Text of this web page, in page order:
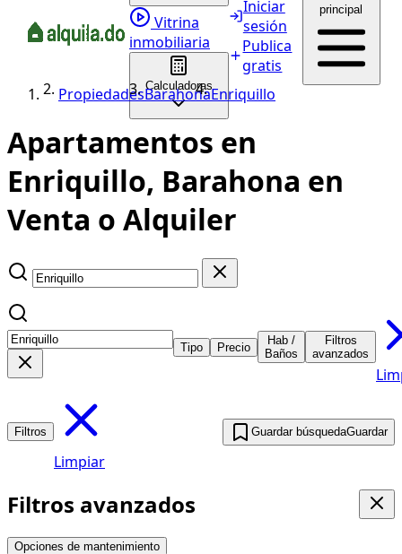
Vitrina
inmobiliaria
Calculadoras
Iniciar
sesión
Publica
gratis
principal
PropiedadesBarahonaEnriquillo
Apartamentos en
Enriquillo, Barahona en
Venta o Alquiler
Tipo Precio
Hab /
Baños
Filtros
avanzados
Filtros
Limpiar
Guardar búsquedaGuardar
Filtros avanzados
Opciones de mantenimiento